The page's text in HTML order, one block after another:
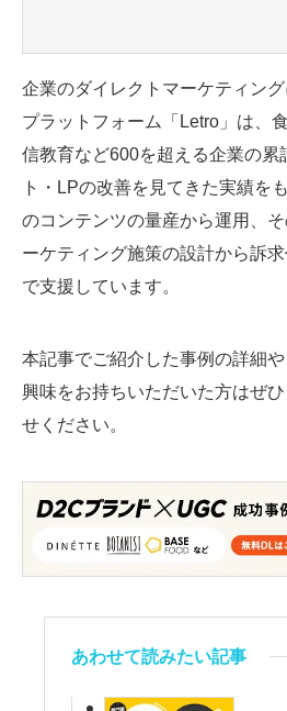
企業のダイレクトマーケティン
プラットフォーム「Letro」は、
信教育など600を超える企業の累
ト・LPの改善を見てきた実績を
のコンテンツの量産から運用、
ーケティング施策の設計から訴
で支援しています。
本記事でご紹介した事例の詳細
興味をお持ちいただいた方はぜひ
せください。
あわせて読みたい記事